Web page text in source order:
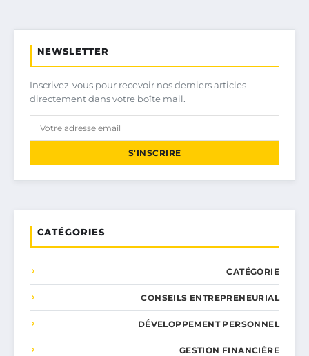
NEWSLETTER
Inscrivez-vous pour recevoir nos derniers articles
directement dans votre boîte mail.
S'INSCRIRE
CATÉGORIES
CATÉGORIE
CONSEILS ENTREPRENEURIAL
DÉVELOPPEMENT PERSONNEL
GESTION FINANCIÈRE